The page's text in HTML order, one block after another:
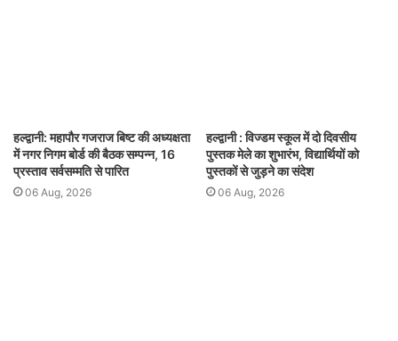
हल्द्वानी: महापौर गजराज बिष्ट की अध्यक्षता
में नगर निगम बोर्ड की बैठक सम्पन्न, 16
प्रस्ताव सर्वसम्मति से पारित
06 Aug, 2026
हल्द्वानी : विज्डम स्कूल में दो दिवसीय
पुस्तक मेले का शुभारंभ, विद्यार्थियों को
पुस्तकों से जुड़ने का संदेश
06 Aug, 2026